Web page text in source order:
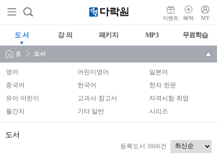
이벤트 혜택 MY
도 서 강 의 패키지 MP3 무료학습
홈 도서
영어 어린이영어
일본어
중국어
한국어
한자·한문
유아·어린이
교과서·참고서
자격시험·취업
월간지
기타 일반 시리즈
도서
등록도서 3806건